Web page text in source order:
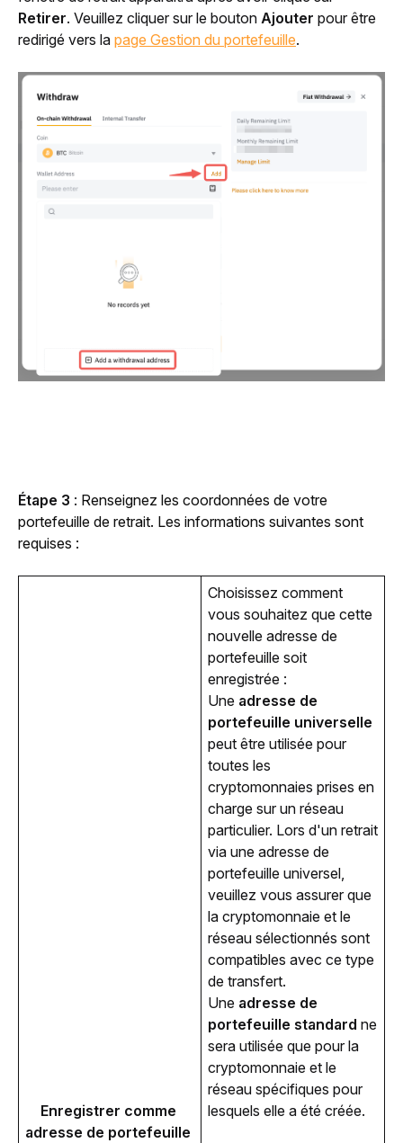
Retirer. Veuillez cliquer sur le bouton Ajouter pour être
redirigé vers la page Gestion du portefeuille.
Étape 3 : Renseignez les coordonnées de votre
portefeuille de retrait. Les informations suivantes sont
requises :
Enregistrer comme
adresse de portefeuille
Choisissez comment
vous souhaitez que cette
nouvelle adresse de
portefeuille soit
enregistrée :
Une adresse de
portefeuille universelle
peut être utilisée pour
toutes les
cryptomonnaies prises en
charge sur un réseau
particulier. Lors d'un retrait
via une adresse de
portefeuille universel,
veuillez vous assurer que
la cryptomonnaie et le
réseau sélectionnés sont
compatibles avec ce type
de transfert.
Une adresse de
portefeuille standard ne
sera utilisée que pour la
cryptomonnaie et le
réseau spécifiques pour
lesquels elle a été créée.